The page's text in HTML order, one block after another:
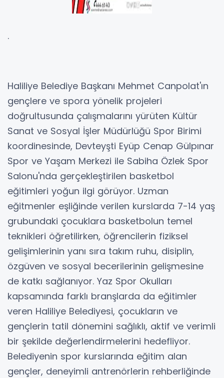
.
Haliliye Belediye Başkanı Mehmet Canpolat'ın
gençlere ve spora yönelik projeleri
doğrultusunda çalışmalarını yürüten Kültür
Sanat ve Sosyal İşler Müdürlüğü Spor Birimi
koordinesinde, Devteyşti Eyüp Cenap Gülpınar
Spor ve Yaşam Merkezi ile Sabiha Özlek Spor
Salonu'nda gerçekleştirilen basketbol
eğitimleri yoğun ilgi görüyor. Uzman
eğitmenler eşliğinde verilen kurslarda 7-14 yaş
grubundaki çocuklara basketbolun temel
teknikleri öğretilirken, öğrencilerin fiziksel
gelişimlerinin yanı sıra takım ruhu, disiplin,
özgüven ve sosyal becerilerinin gelişmesine
de katkı sağlanıyor. Yaz Spor Okulları
kapsamında farklı branşlarda da eğitimler
veren Haliliye Belediyesi, çocukların ve
gençlerin tatil dönemini sağlıklı, aktif ve verimli
bir şekilde değerlendirmelerini hedefliyor.
Belediyenin spor kurslarında eğitim alan
gençler, deneyimli antrenörlerin rehberliğinde